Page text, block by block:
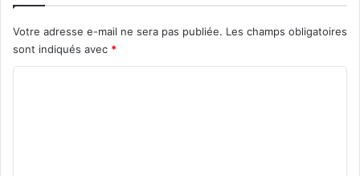
C
a
r
Votre adresse e-mail ne sera pas publiée. Les champs obligatoires
sont indiqués avec *